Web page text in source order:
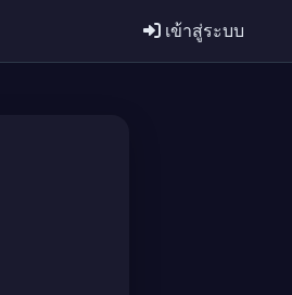
เข้าสู่ระบบ